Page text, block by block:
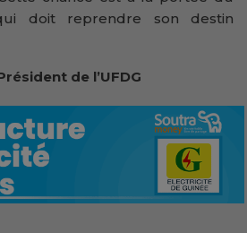
doit reprendre son destin
de l’UFDG